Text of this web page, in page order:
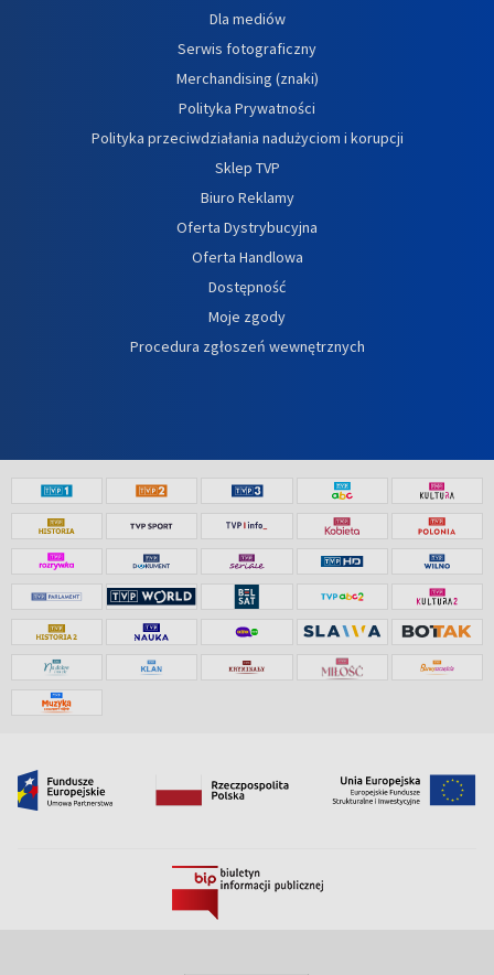
Dla mediów
Serwis fotograficzny
Merchandising (znaki)
Polityka Prywatności
Polityka przeciwdziałania nadużyciom i korupcji
Sklep TVP
Biuro Reklamy
Oferta Dystrybucyjna
Oferta Handlowa
Dostępność
Moje zgody
Procedura zgłoszeń wewnętrznych